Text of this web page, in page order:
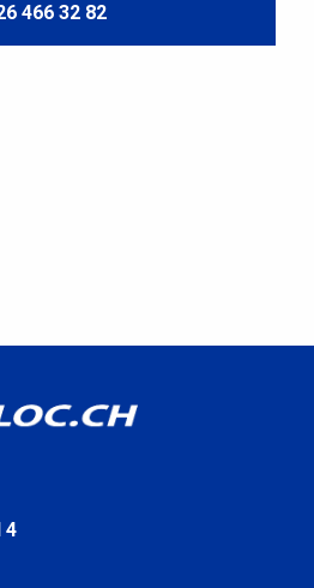
466 32 82
4